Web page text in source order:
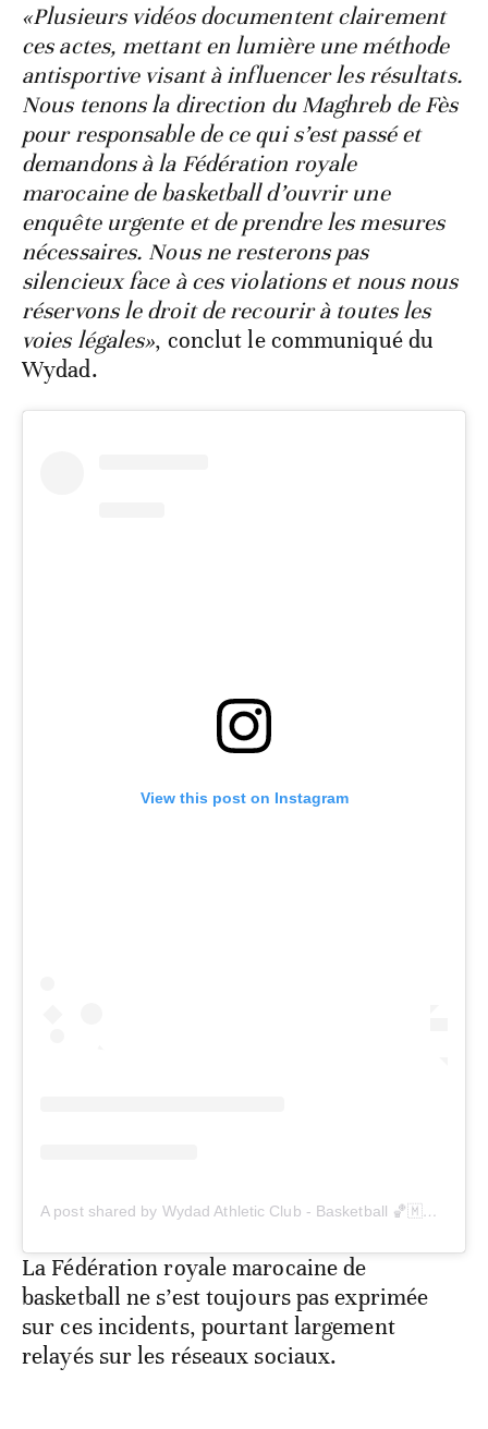
«Plusieurs vidéos documentent clairement
ces actes, mettant en lumière une méthode
antisportive visant à influencer les résultats.
Nous tenons la direction du Maghreb de Fès
pour responsable de ce qui s’est passé et
demandons à la Fédération royale
marocaine de basketball d’ouvrir une
enquête urgente et de prendre les mesures
nécessaires. Nous ne resterons pas
silencieux face à ces violations et nous nous
réservons le droit de recourir à toutes les
voies légales», conclut le communiqué du
Wydad.
View this post on Instagram
A post shared by Wydad Athletic Club - Basketball 🏀🇲🇦 (@wacbasketball)
La Fédération royale marocaine de
basketball ne s’est toujours pas exprimée
sur ces incidents, pourtant largement
relayés sur les réseaux sociaux.